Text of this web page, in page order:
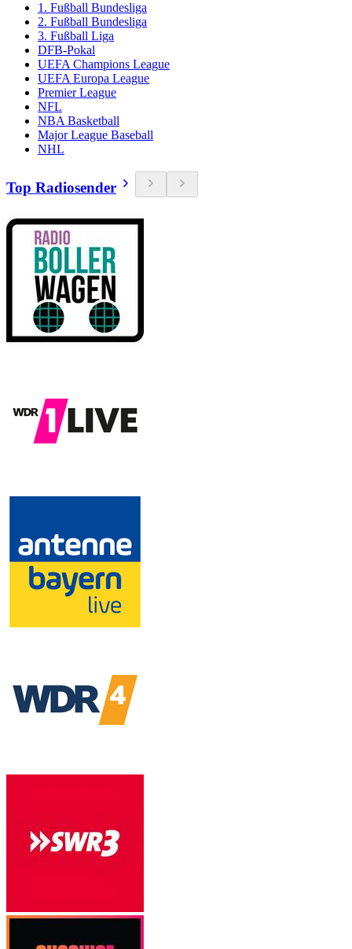
1. Fußball Bundesliga
2. Fußball Bundesliga
3. Fußball Liga
DFB-Pokal
UEFA Champions League
UEFA Europa League
Premier League
NFL
NBA Basketball
Major League Baseball
NHL
Top Radiosender